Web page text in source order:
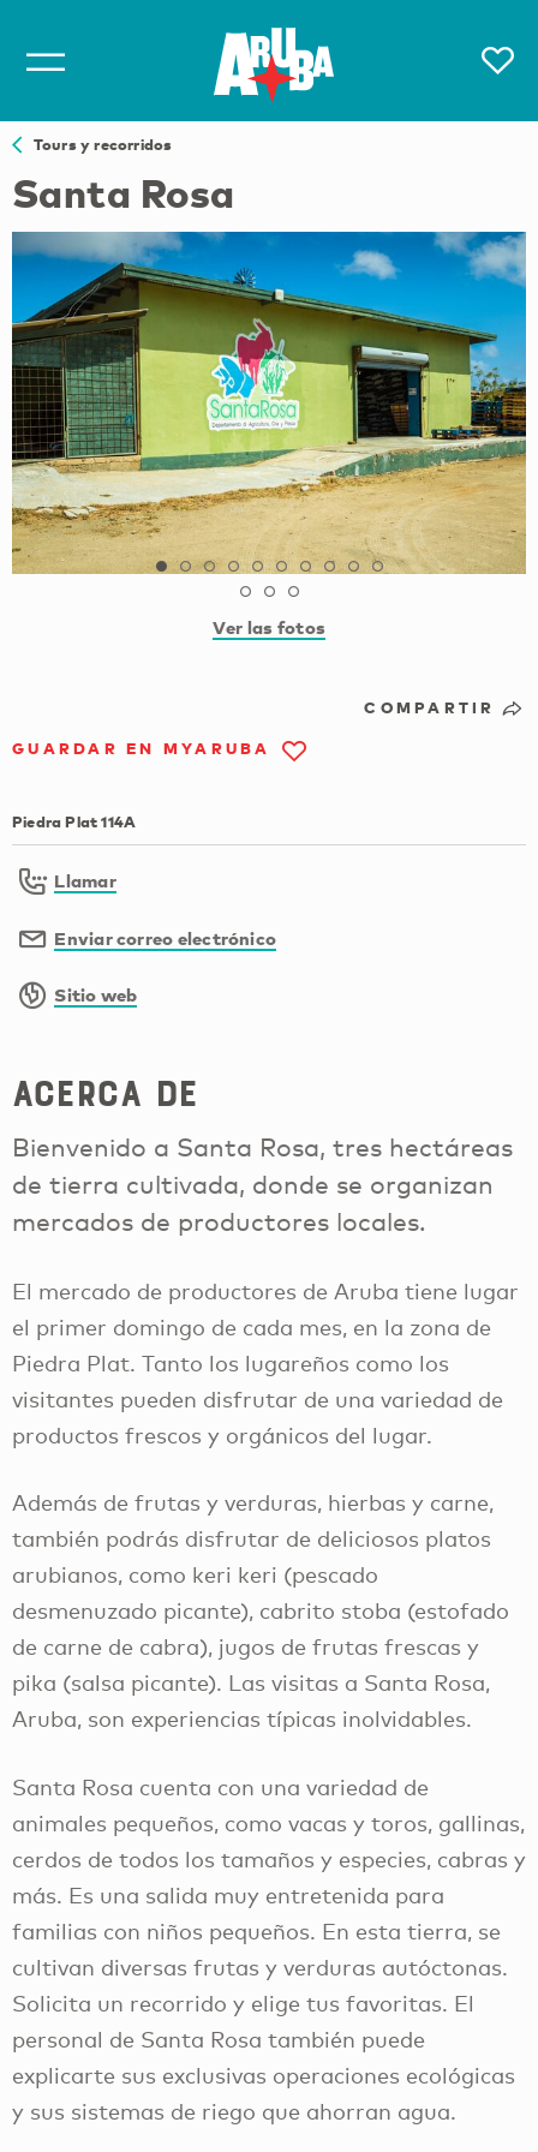
Tours y recorridos
Santa Rosa
Ver las fotos
COMPARTIR
GUARDAR EN MYARUBA
Piedra Plat 114A
Llamar
Enviar correo electrónico
Sitio web
Acerca de
Bienvenido a Santa Rosa, tres hectáreas
de tierra cultivada, donde se organizan
mercados de productores locales.
El mercado de productores de Aruba tiene lugar
el primer domingo de cada mes, en la zona de
Piedra Plat. Tanto los lugareños como los
visitantes pueden disfrutar de una variedad de
productos frescos y orgánicos del lugar.
Además de frutas y verduras, hierbas y carne,
también podrás disfrutar de deliciosos platos
arubianos, como keri keri (pescado
desmenuzado picante), cabrito stoba (estofado
de carne de cabra), jugos de frutas frescas y
pika (salsa picante). Las visitas a Santa Rosa,
Aruba, son experiencias típicas inolvidables.
Santa Rosa cuenta con una variedad de
animales pequeños, como vacas y toros, gallinas,
cerdos de todos los tamaños y especies, cabras y
más. Es una salida muy entretenida para
familias con niños pequeños. En esta tierra, se
cultivan diversas frutas y verduras autóctonas.
Solicita un recorrido y elige tus favoritas. El
personal de Santa Rosa también puede
explicarte sus exclusivas operaciones ecológicas
y sus sistemas de riego que ahorran agua.